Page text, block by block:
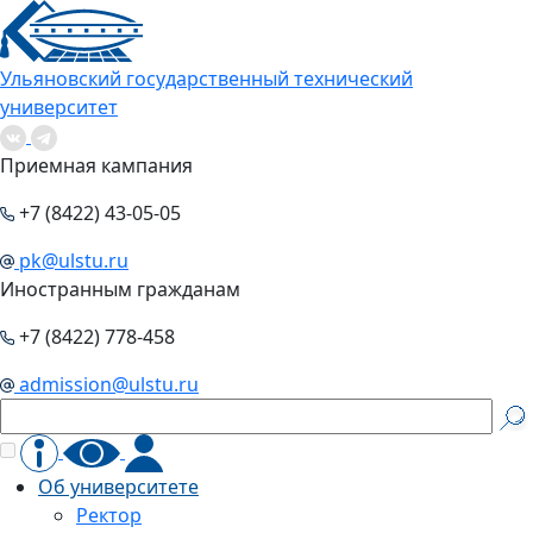
Ульяновский государственный технический
университет
Приемная кампания
+7 (8422) 43-05-05
pk@ulstu.ru
Иностранным гражданам
+7 (8422) 778-458
admission@ulstu.ru
Об университете
Ректор